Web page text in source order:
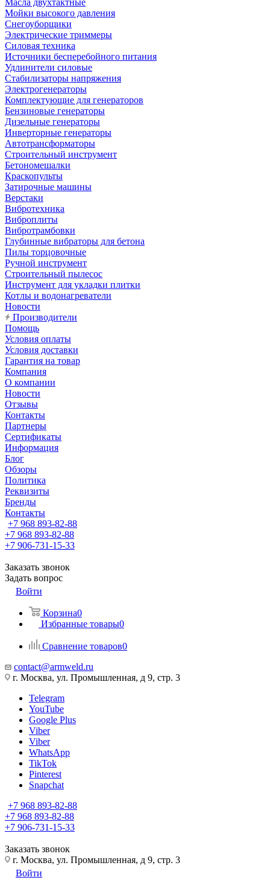
Масла двухтактные
Мойки высокого давления
Снегоуборщики
Электрические триммеры
Силовая техника
Источники бесперебойного питания
Удлинители силовые
Стабилизаторы напряжения
Электрогенераторы
Комплектующие для генераторов
Бензиновые генераторы
Дизельные генераторы
Инверторные генераторы
Автотрансформаторы
Строительный инструмент
Бетономешалки
Краскопульты
Затирочные машины
Верстаки
Вибротехника
Виброплиты
Вибротрамбовки
Глубинные вибраторы для бетона
Пилы торцовочные
Ручной инструмент
Строительный пылесос
Инструмент для укладки плитки
Котлы и водонагреватели
Новости
Производители
Помощь
Условия оплаты
Условия доставки
Гарантия на товар
Компания
О компании
Новости
Отзывы
Контакты
Партнеры
Сертификаты
Информация
Блог
Обзоры
Политика
Реквизиты
Бренды
Контакты
+7 968 893-82-88
+7 968 893-82-88
+7 906-731-15-33
Заказать звонок
Задать вопрос
Войти
Корзина0
Избранные товары0
Сравнение товаров0
contact@armweld.ru
г. Москва, ул. Промышленная, д 9, стр. 3
Telegram
YouTube
Google Plus
Viber
Viber
WhatsApp
TikTok
Pinterest
Snapchat
+7 968 893-82-88
+7 968 893-82-88
+7 906-731-15-33
Заказать звонок
г. Москва, ул. Промышленная, д 9, стр. 3
Войти